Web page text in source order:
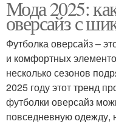
Мода 2025:
оверсайз с
Футболка оверсайз –
и комфортных
несколько сезонов
2025 году этот тренд
футболки оверсайз
повседневную одежду,